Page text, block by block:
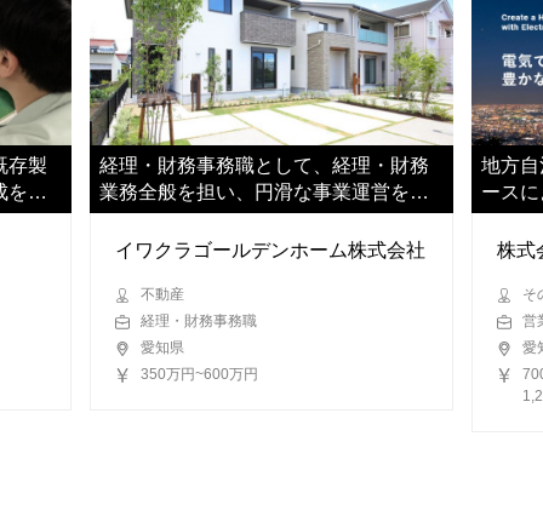
存製
をご
経理・財務事務職として、経理・財務
業務全般を担い、円滑な事業運営を支
えていただきます
イワクラゴールデンホーム株式会社
不動産
経理・財務事務職
愛知県
350万円~600万円
地方
ース
いた
株式
そ
営
愛